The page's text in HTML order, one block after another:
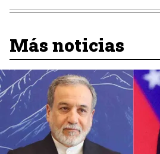
Más noticias